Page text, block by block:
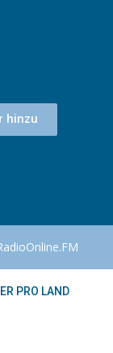
hinzu
PRO LAND